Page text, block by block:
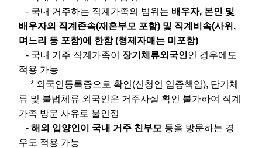
- 국내 거주하는 직계가족의 범위는 배우자, 본인 및
배우자의 직계존속(재혼부모 포함) 및 직계비속(사위,
며느리 등 포함)에 한함 (형제자매는 미포함)
- 국내 거주 직계가족이 장기체류외국인인 경우에도
적용 가능
* 외국인등록증으로 확인(신청인 입증책임), 단기체
류 및 불법체류 외국인은 거주사실 확인 불가하여 직계
가족 방문 사유로 불인정
- 해외 입양인이 국내 거주 친부모 등을 방문하는 경
우도 적용 가능